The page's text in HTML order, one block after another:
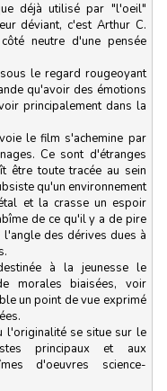
déjà utilisé par "l'oeil"
déviant, c'est Arthur C.
neutre d'une pensée
le regard rougeoyant
qu'avoir des émotions
principalement dans la
le film s'achemine par
Ce sont d'étranges
être toute tracée au sein
qu'un environnement
et la crasse un espoir
de ce qu'il y a de pire
des dérives dues à
à la jeunesse le
morales biaisées, voir
un point de vue exprimé
l'originalité se situe sur le
principaux et aux
d'oeuvres science-